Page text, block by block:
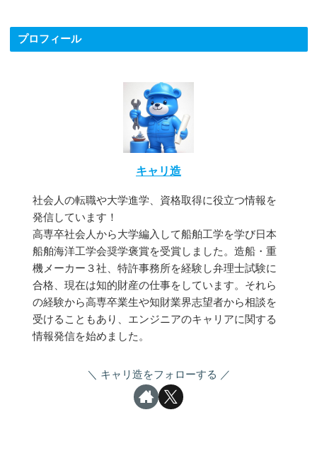
プロフィール
キャリ造
社会人の転職や大学進学、資格取得に役立つ情報を
発信しています！
高専卒社会人から大学編入して船舶工学を学び日本
船舶海洋工学会奨学褒賞を受賞しました。造船・重
機メーカー３社、特許事務所を経験し弁理士試験に
合格、現在は知的財産の仕事をしています。それら
の経験から高専卒業生や知財業界志望者から相談を
受けることもあり、エンジニアのキャリアに関する
情報発信を始めました。
キャリ造をフォローする